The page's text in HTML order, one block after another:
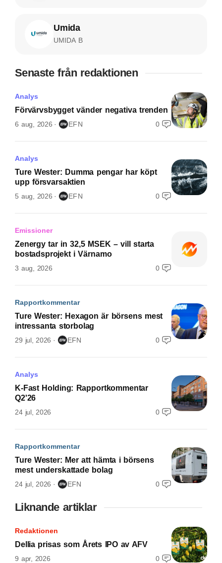
Umida
UMIDA B
Senaste från redaktionen
Analys
Förvärvsbygget vänder negativa trenden
6 aug, 2026 EFN 0
Analys
Ture Wester: Dumma pengar har köpt
upp försvarsaktien
5 aug, 2026 EFN 0
Emissioner
Zenergy tar in 32,5 MSEK – vill starta
bostadsprojekt i Värnamo
3 aug, 2026 0
Rapportkommentar
Ture Wester: Hexagon är börsens mest
intressanta storbolag
29 jul, 2026 EFN 0
Analys
K-Fast Holding: Rapportkommentar
Q2'26
24 jul, 2026 0
Rapportkommentar
Ture Wester: Mer att hämta i börsens
mest underskattade bolag
24 jul, 2026 EFN 0
Liknande artiklar
Redaktionen
Dellia prisas som Årets IPO av AFV
9 apr, 2026 0